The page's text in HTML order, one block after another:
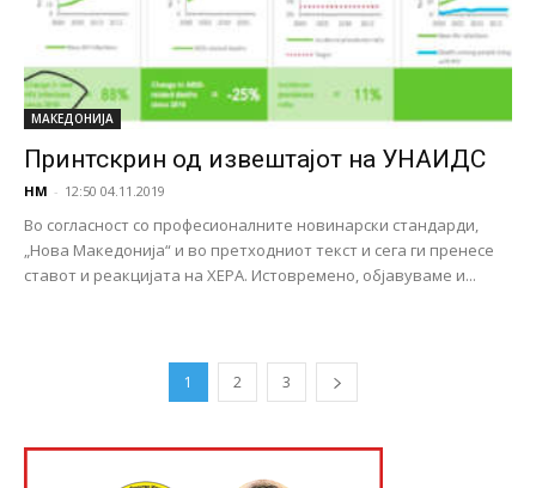
МАКЕДОНИЈА
Принтскрин од извештајот на УНАИДС
НМ - 12:50 04.11.2019
Во согласност со професионалните новинарски стандарди,
„Нова Македонија“ и во претходниот текст и сега ги пренесе
ставот и реакцијата на ХЕРА. Истовремено, објавуваме и...
1 2 3